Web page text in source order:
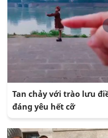
Tan chảy với trào lưu
đáng yêu hết cỡ